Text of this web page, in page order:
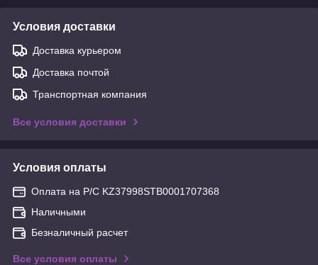
Условия доставки
Доставка курьером
Доставка почтой
Транспортная компания
Все условия доставки
Условия оплаты
Оплата на Р/С KZ37998STB0001707368
Наличными
Безналичный расчет
Все условия оплаты